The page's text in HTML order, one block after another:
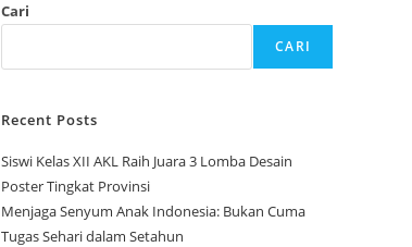
Cari
CARI
Recent Posts
Siswi Kelas XII AKL Raih Juara 3 Lomba Desain
Poster Tingkat Provinsi
Menjaga Senyum Anak Indonesia: Bukan Cuma
Tugas Sehari dalam Setahun